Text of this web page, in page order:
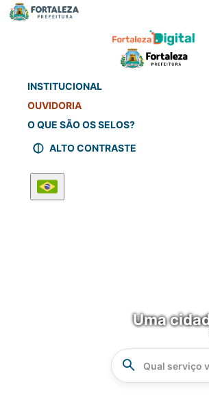
INSTITUCIONAL
OUVIDORIA
O QUE SÃO OS SELOS?
ALTO CONTRASTE
Uma